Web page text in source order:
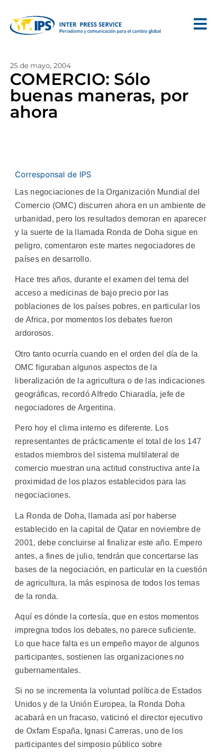
25 de mayo, 2004
COMERCIO: Sólo
buenas maneras, por
ahora
Corresponsal de IPS
Las negociaciones de la Organización Mundial del
Comercio (OMC) discurren ahora en un ambiente de
urbanidad, pero los resultados demoran en aparecer
y la suerte de la llamada Ronda de Doha sigue en
peligro, comentaron este martes negociadores de
países en desarrollo.
Hace tres años, durante el examen del tema del
acceso a medicinas de bajo precio por las
poblaciones de los países pobres, en particular los
de Africa, por momentos los debates fueron
ardorosos.
Otro tanto ocurría cuando en el orden del día de la
OMC figuraban algunos aspectos de la
liberalización de la agricultura o de las indicaciones
geográficas, recordó Alfredo Chiaradía, jefe de
negociadores de Argentina.
Pero hoy el clima interno es diferente. Los
representantes de prácticamente el total de los 147
estados miembros del sistema multilateral de
comercio muestran una actitud constructiva ante la
proximidad de los plazos establecidos para las
negociaciones.
La Ronda de Doha, llamada así por haberse
establecido en la capital de Qatar en noviembre de
2001, debe concluirse al finalizar este año. Empero
antes, a fines de julio, tendrán que concertarse las
bases de la negociación, en particular en la cuestión
de agricultura, la más espinosa de todos los temas
de la ronda.
Aquí es dónde la cortesía, que en estos momentos
impregna todos los debates, no parece suficiente.
Lo que hace falta es un empeño mayor de algunos
participantes, sostienen las organizaciones no
gubernamentales.
Si no se incrementa la voluntad política de Estados
Unidos y de la Unión Europea, la Ronda Doha
acabará en un fracaso, vaticinó el director ejecutivo
de Oxfam España, Ignasi Carreras, uno de los
participantes del simposio público sobre